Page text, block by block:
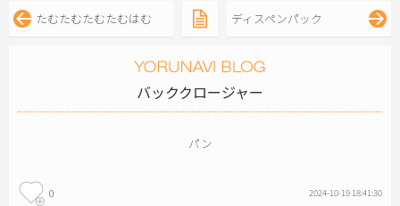
たむたむたむたむはむ ディスペンパック
バッククロージャー
パン
0 2024-10-19 18:41:30